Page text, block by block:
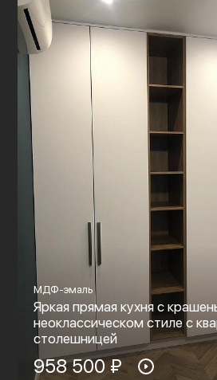
МДФ-эмаль
Яркая прямая кухня с
неоклассическом стиле с
столешницей
958 500 ₽